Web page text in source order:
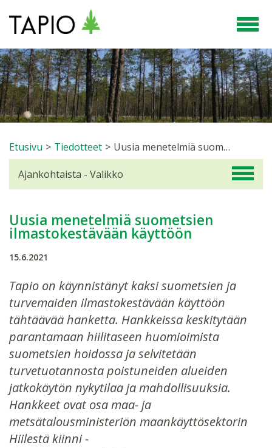
Etusivu > Tiedotteet > Uusia menetelmiä suometsien ilmastokestävään käyttöön
Uusia menetelmiä suometsien
ilmastokestävään käyttöön
15.6.2021
Tapio on käynnistänyt kaksi suometsien ja
turvemaiden ilmastokestävään käyttöön
tähtäävää hanketta. Hankkeissa keskitytään
parantamaan hiilitaseen huomioimista
suometsien hoidossa ja selvitetään
turvetuotannosta poistuneiden alueiden
jatkokäytön nykytilaa ja mahdollisuuksia.
Hankkeet ovat osa maa- ja
metsätalousministeriön maankäyttösektorin
Hiilestä kiinni -
Ajankohtaista - Valikko